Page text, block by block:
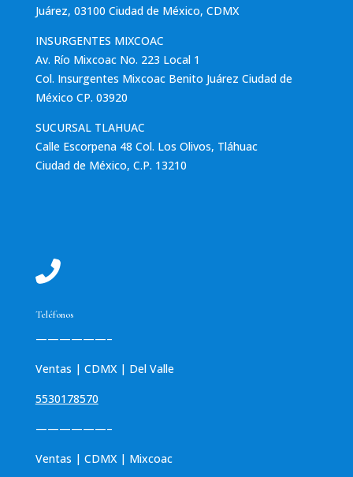
Juárez, 03100 Ciudad de México, CDMX
INSURGENTES MIXCOAC​​
Av. Río Mixcoac No. 223 Local 1
Col. Insurgentes Mixcoac Benito Juárez Ciudad de
México CP. 03920
SUCURSAL TLAHUAC
Calle Escorpena 48 Col. Los Olivos, Tláhuac
Ciudad de México, C.P. 13210

Teléfonos
——————–
Ventas | CDMX | Del Valle
5530178570
——————–
Ventas | CDMX | Mixcoac